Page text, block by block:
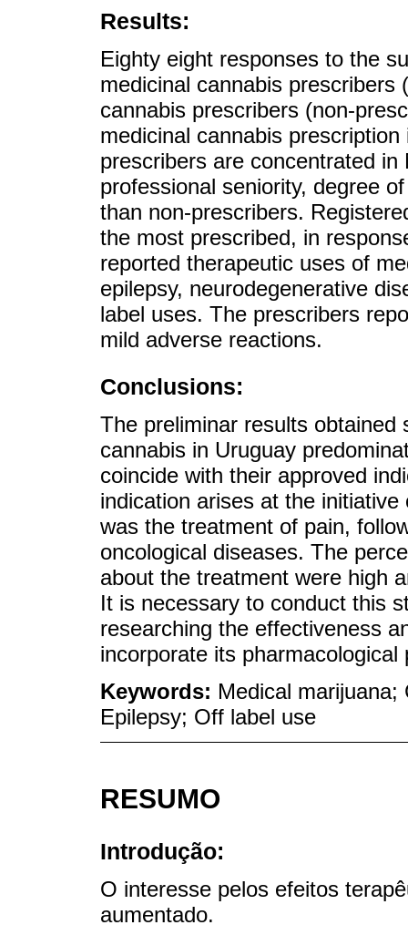
Results:
Eighty eight responses to the
medicinal cannabis prescribers
cannabis prescribers (non-
medicinal cannabis
prescribers are concentrated
professional seniority, degree
than non-prescribers.
the most prescribed, in
reported therapeutic uses of
epilepsy, neurodegenerative
label uses. The prescribers
mild adverse reactions.
Conclusions:
The preliminar results
cannabis in Uruguay
coincide with their approved
indication arises at the
was the treatment of pain,
oncological diseases. The
about the treatment were high
It is necessary to conduct this
researching the effectiveness
incorporate its
Keywords: Medical
Epilepsy; Off label use
RESUMO
Introdução:
O interesse pelos efeitos
aumentado.